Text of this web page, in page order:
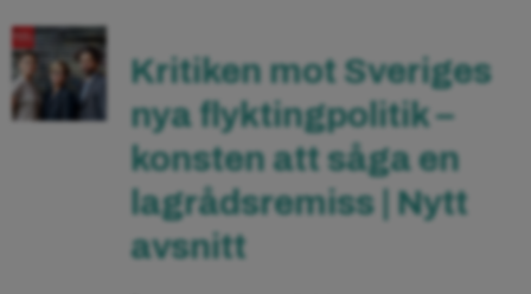
Kritiken mot Sveriges
nya flyktingpolitik –
konsten att såga en
lagrådsremiss | Nytt
avsnitt